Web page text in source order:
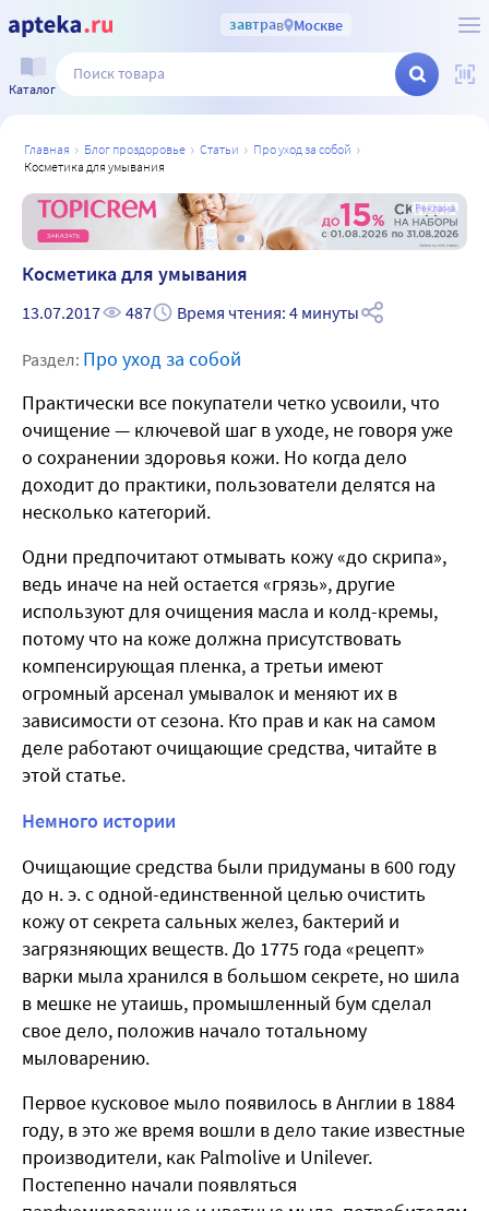
завтрав Москве
Каталог
главная блог проздоровье статьи
про уход за собой
косметика для умывания
Реклама
Косметика для умывания
13.07.2017 487 Время чтения: 4 минуты
Раздел: Про уход за собой
Практически все покупатели четко усвоили, что
очищение — ключевой шаг в уходе, не говоря уже
о сохранении здоровья кожи. Но когда дело
доходит до практики, пользователи делятся на
несколько категорий.
Одни предпочитают отмывать кожу «до скрипа»,
ведь иначе на ней остается «грязь», другие
используют для очищения масла и колд-кремы,
потому что на коже должна присутствовать
компенсирующая пленка, а третьи имеют
огромный арсенал умывалок и меняют их в
зависимости от сезона. Кто прав и как на самом
деле работают очищающие средства, читайте в
этой статье.
Немного истории
Очищающие средства были придуманы в 600 году
до н. э. с одной-единственной целью очистить
кожу от секрета сальных желез, бактерий и
загрязняющих веществ. До 1775 года «рецепт»
варки мыла хранился в большом секрете, но шила
в мешке не утаишь, промышленный бум сделал
свое дело, положив начало тотальному
мыловарению.
Первое кусковое мыло появилось в Англии в 1884
году, в это же время вошли в дело такие известные
производители, как Palmolive и Unilever.
Постепенно начали появляться